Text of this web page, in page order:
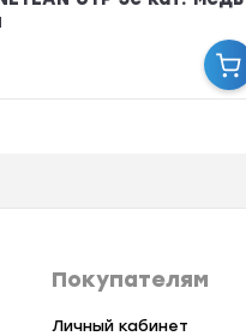
Покупателям
Личный кабинет